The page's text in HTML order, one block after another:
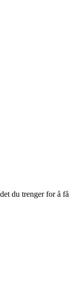
du trenger for å få